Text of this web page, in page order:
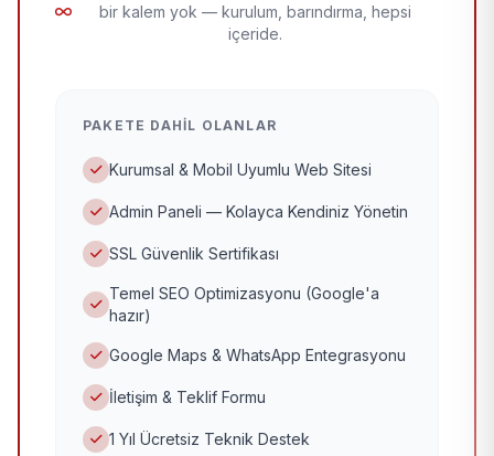
bir kalem yok — kurulum, barındırma, hepsi
içeride.
PAKETE DAHIL OLANLAR
Kurumsal & Mobil Uyumlu Web Sitesi
Admin Paneli — Kolayca Kendiniz Yönetin
SSL Güvenlik Sertifikası
Temel SEO Optimizasyonu (Google'a
hazır)
Google Maps & WhatsApp Entegrasyonu
İletişim & Teklif Formu
1 Yıl Ücretsiz Teknik Destek